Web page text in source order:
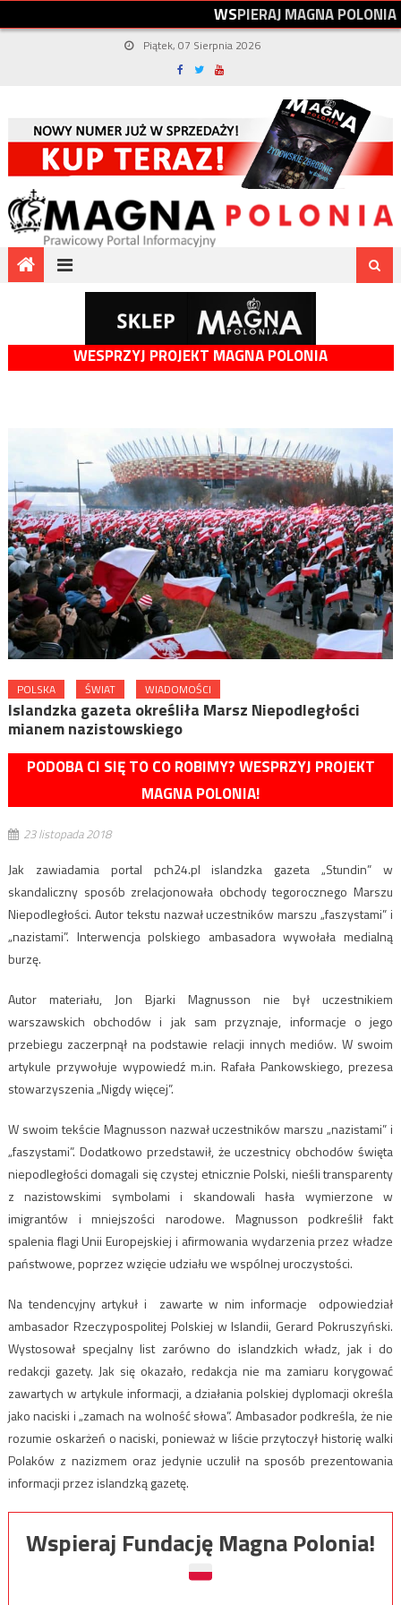
WSPIERAJMAGNAPOLONIA
Piątek, 07 Sierpnia 2026
WESPRZYJ PROJEKT MAGNA POLONIA
POLSKA ŚWIAT WIADOMOŚCI
Islandzka gazeta określiła Marsz Niepodległości
mianem nazistowskiego
PODOBA CI SIĘ TO CO ROBIMY? WESPRZYJ PROJEKT
MAGNA POLONIA!
23 listopada 2018
Jak zawiadamia portal pch24.pl islandzka gazeta „Stundin” w
skandaliczny sposób zrelacjonowała obchody tegorocznego Marszu
Niepodległości. Autor tekstu nazwał uczestników marszu „faszystami” i
„nazistami”. Interwencja polskiego ambasadora wywołała medialną
burzę.
Autor materiału, Jon Bjarki Magnusson nie był uczestnikiem
warszawskich obchodów i jak sam przyznaje, informacje o jego
przebiegu zaczerpnął na podstawie relacji innych mediów. W swoim
artykule przywołuje wypowiedź m.in. Rafała Pankowskiego, prezesa
stowarzyszenia „Nigdy więcej”.
W swoim tekście Magnusson nazwał uczestników marszu „nazistami” i
„faszystami”. Dodatkowo przedstawił, że uczestnicy obchodów święta
niepodległości domagali się czystej etnicznie Polski, nieśli transparenty
z nazistowskimi symbolami i skandowali hasła wymierzone w
imigrantów i mniejszości narodowe. Magnusson podkreślił fakt
spalenia flagi Unii Europejskiej i afirmowania wydarzenia przez władze
państwowe, poprzez wzięcie udziału we wspólnej uroczystości.
Na tendencyjny artykuł i zawarte w nim informacje odpowiedział
ambasador Rzeczypospolitej Polskiej w Islandii, Gerard Pokruszyński.
Wystosował specjalny list zarówno do islandzkich władz, jak i do
redakcji gazety. Jak się okazało, redakcja nie ma zamiaru korygować
zawartych w artykule informacji, a działania polskiej dyplomacji określa
jako naciski i „zamach na wolność słowa”. Ambasador podkreśla, że nie
rozumie oskarżeń o naciski, ponieważ w liście przytoczył historię walki
Polaków z nazizmem oraz jedynie uczulił na sposób prezentowania
informacji przez islandzką gazetę.
Wspieraj Fundację Magna Polonia!